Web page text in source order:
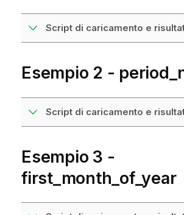
Script di caricamento e
Esempio 2 -
Script di caricamento e
Esempio 3 -
first_month_of_year